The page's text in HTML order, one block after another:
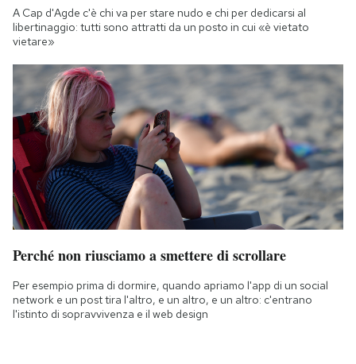
A Cap d'Agde c'è chi va per stare nudo e chi per dedicarsi al
libertinaggio: tutti sono attratti da un posto in cui «è vietato
vietare»
Perché non riusciamo a smettere di scrollare
Per esempio prima di dormire, quando apriamo l'app di un social
network e un post tira l'altro, e un altro, e un altro: c'entrano
l'istinto di sopravvivenza e il web design